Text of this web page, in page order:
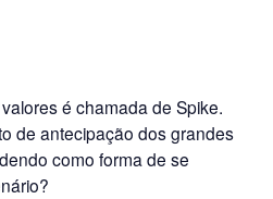
é chamada de Spike.
de antecipação dos grandes
como forma de se